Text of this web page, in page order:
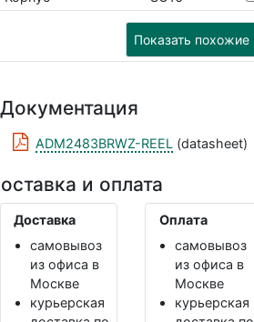
Показать похожие
Документация
ADM2483BRWZ-REEL (datasheet)
и оплата
Доставка
самовывоз
из офиса в
Москве
курьерская
Оплата
самовывоз
из офиса в
Москве
курьерская